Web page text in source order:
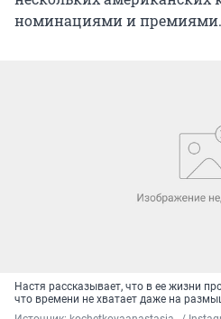
номинациями и премиями.
Настя рассказывает, что в ее жизни
что времени не хватает даже на